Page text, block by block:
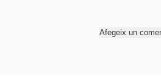
Afegeix un